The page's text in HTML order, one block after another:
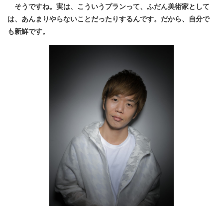
そうですね。実は、こういうプランって、ふだん美術家として
は、あんまりやらないことだったりするんです。だから、自分で
も新鮮です。